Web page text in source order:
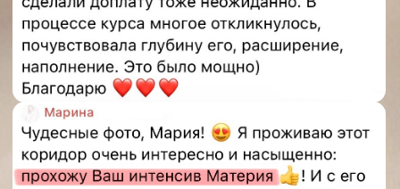
деятельность
+79935910554
dushasoznaniem@gmail.com